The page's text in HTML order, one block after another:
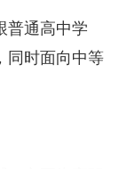
普通高中学
同时面向中等